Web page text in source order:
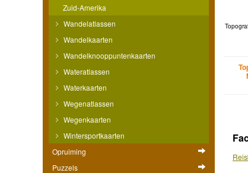
Zuid-Amerika
Wandelatlassen
Wandelkaarten
Wandelknooppuntenkaarten
Wateratlassen
Waterkaarten
Wegenatlassen
Wegenkaarten
Wintersportkaarten
Opruiming
Puzzels